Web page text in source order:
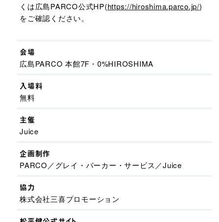
くは広島PARCO公式HP(https://hiroshima.parco.jp/)
をご確認ください。
会場
広島PARCO 本館7F・0%HIROSHIMA
入場料
無料
主催
Juice
企画制作
PARCO／グレイ・パーカー・サービス／Juice
協力
株式会社三喜プロモーション